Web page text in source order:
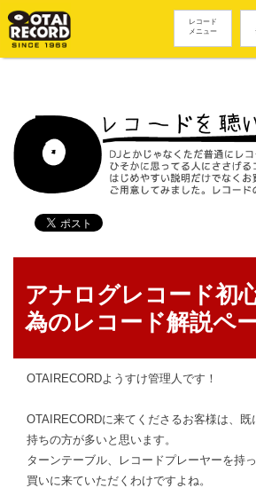
レコード
メニュー
アナログレコード初
為のレコード解説ペ
OTAIRECORDようすけ管理人です！
OTAIRECORDに来てくださるお客様は、
持ちの方が多いと思います。
ターンテーブル、レコードプレーヤーを持
買いに来ていただくわけですよね。